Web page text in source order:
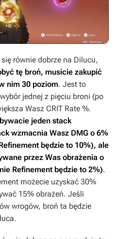
równie dobrze na Dilucu,
tę broń, musicie zakupić
nim 30 poziom. Jest to
jednej z pięciu broni (po
Wasz CRIT Rate %.
jeden stack
wzmacnia Wasz DMG o 6%
będzie to 10%), ale
przez Was obrażenia o
Refinement będzie to 2%).
możecie uzyskać 30%
15% obrażeń. Jeśli
wrogów, broń ta będzie